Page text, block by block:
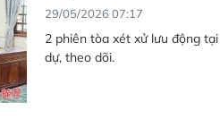
29/05/2026 07:17
2 phiên tòa xét xử lưu động
dự, theo dõi.